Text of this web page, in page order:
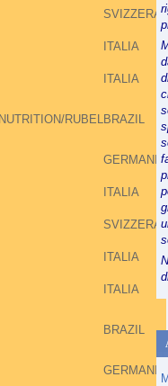
SVIZZERA
ITALIA
ITALIA
RUBELBRAZIL
GERMANIA
ITALIA
SVIZZERA
ITALIA
ITALIA
BRAZIL
GERMANIA